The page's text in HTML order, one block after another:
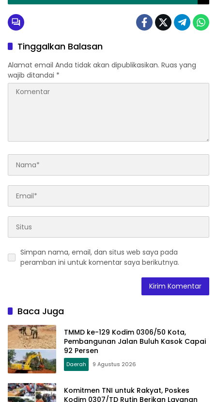
Tinggalkan Balasan
Alamat email Anda tidak akan dipublikasikan. Ruas yang
wajib ditandai *
Simpan nama, email, dan situs web saya pada
peramban ini untuk komentar saya berikutnya.
Baca Juga
TMMD ke-129 Kodim 0306/50 Kota,
Pembangunan Jalan Buluh Kasok Capai
92 Persen
Daerah 9 Agustus 2026
Komitmen TNI untuk Rakyat, Poskes
Kodim 0307/TD Rutin Berikan Layanan